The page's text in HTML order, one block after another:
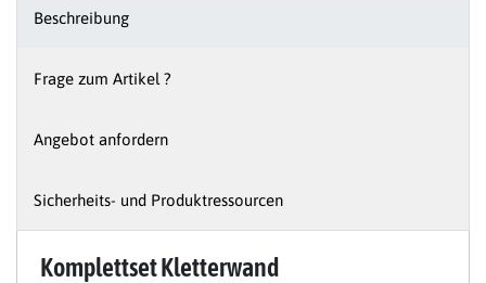
Beschreibung
Frage zum Artikel ?
Angebot anfordern
Sicherheits- und Produktressourcen
Komplettset Kletterwand